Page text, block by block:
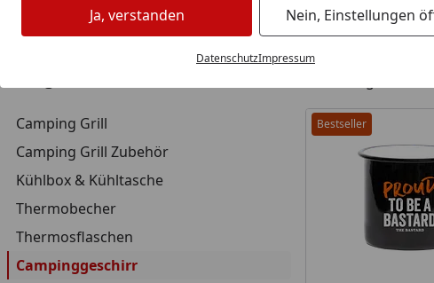
Ja, verstanden Nein, Einstellungen
DatenschutzImpressum
Preisspanne Am Lager Sofort lieferbar
Camping Grill
Camping Grill Zubehör
Kühlbox & Kühltasche
Thermobecher
Thermosflaschen
Campinggeschirr
Bestseller